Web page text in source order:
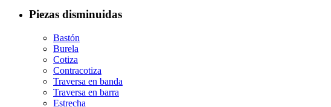
Piezas disminuidas
Bastón
Burela
Cotiza
Contracotiza
Traversa en banda
Traversa en barra
Estrecha